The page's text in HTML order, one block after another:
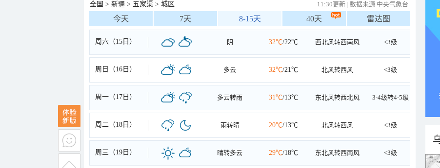
全国 > 新疆 > 五家渠 > 城区 11:30更新 | 数据来源 中央气象台
今天 7天 8-15天 40天 雷达图
周六（15日） 阴 32℃/22℃ 西北风转西南风 <3级
周日（16日） 多云 32℃/21℃ 北风转西风 <3级
周一（17日） 多云转雨 31℃/13℃ 东北风转西北风 3-4级转4-5级
周二（18日） 雨转晴 20℃/13℃ 北风转西风 <3级
周三（19日） 晴转多云 29℃/18℃ 东北风转西南风 <3级